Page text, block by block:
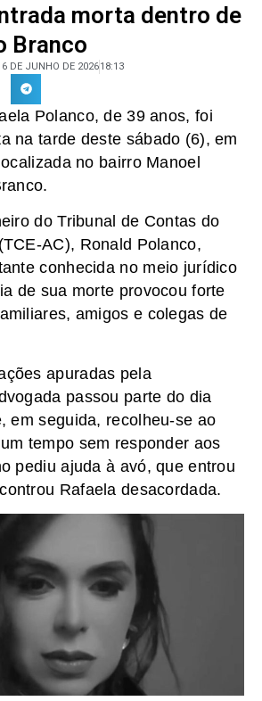
morta dentro de
Branco
6 DE JUNHO DE 202618:13
Polanco, de 39 anos, foi
na tarde deste sábado (6), em
no bairro Manoel
do Tribunal de Contas do
AC), Ronald Polanco,
conhecida no meio jurídico
de sua morte provocou forte
amigos e colegas de
apuradas pela
passou parte do dia
em seguida, recolheu-se ao
tempo sem responder aos
pediu ajuda à avó, que entrou
Rafaela desacordada.